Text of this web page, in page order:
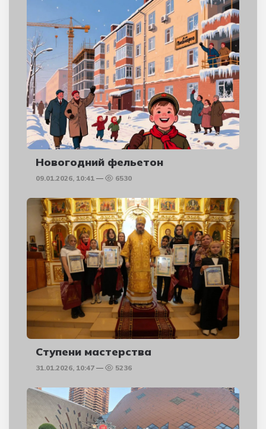
Новогодний фельетон
09.01.2026, 10:41 6530
Ступени мастерства
31.01.2026, 10:47 5236